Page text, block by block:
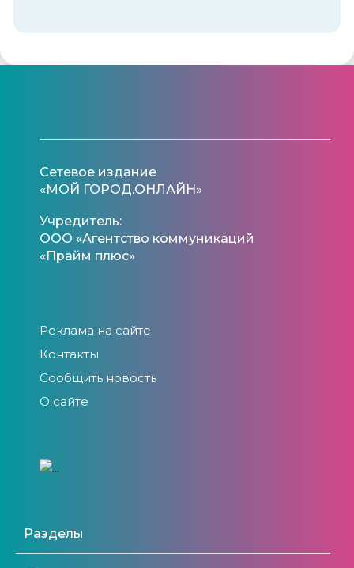
Сетевое издание
«МОЙ ГОРОД.ОНЛАЙН»
Учредитель:
ООО «Агентство коммуникаций
«Прайм плюс»
Реклама на сайте
Контакты
Сообщить новость
О сайте
Разделы